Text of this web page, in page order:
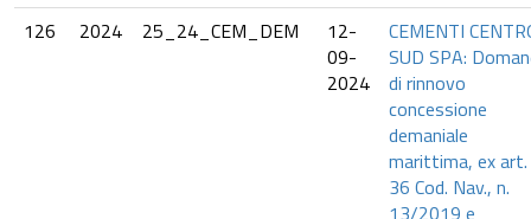
126
2024 25_24_CEM_DEM
12-
09-
2024
CEMENTI
SUD SPA:
di rinnovo
concessione
demaniale
marittima, ex art.
36 Cod. Nav., n.
13/2019 e